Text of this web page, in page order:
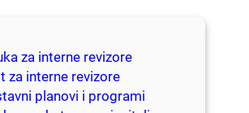
za interne revizore
za interne revizore
planovi i programi